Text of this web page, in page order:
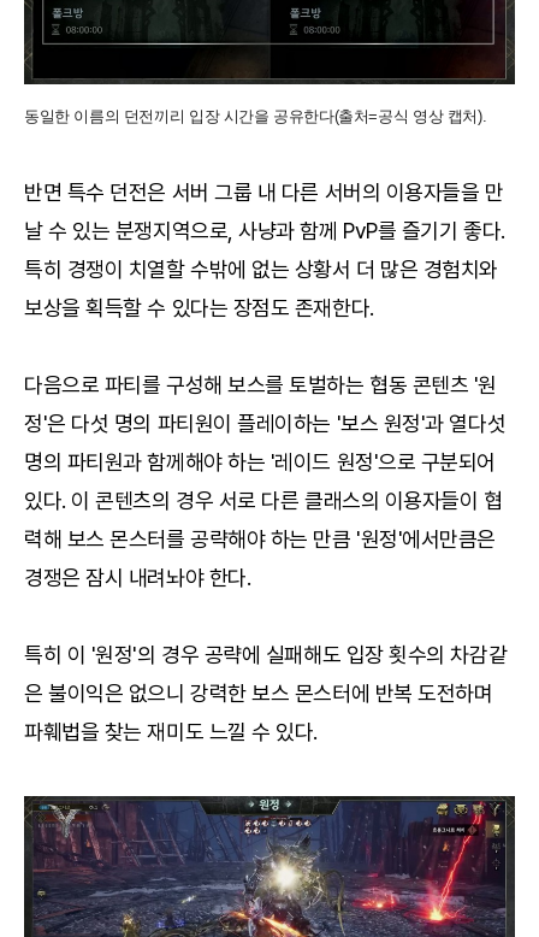
동일한 이름의 던전끼리 입장 시간을 공유한다(출처=공식 영상 캡처).
반면 특수 던전은 서버 그룹 내 다른 서버의 이용자들을 만
날 수 있는 분쟁지역으로, 사냥과 함께 PvP를 즐기기 좋다.
특히 경쟁이 치열할 수밖에 없는 상황서 더 많은 경험치와
보상을 획득할 수 있다는 장점도 존재한다.
다음으로 파티를 구성해 보스를 토벌하는 협동 콘텐츠 '원
정'은 다섯 명의 파티원이 플레이하는 '보스 원정'과 열다섯
명의 파티원과 함께해야 하는 '레이드 원정'으로 구분되어
있다. 이 콘텐츠의 경우 서로 다른 클래스의 이용자들이 협
력해 보스 몬스터를 공략해야 하는 만큼 '원정'에서만큼은
경쟁은 잠시 내려놔야 한다.
특히 이 '원정'의 경우 공략에 실패해도 입장 횟수의 차감같
은 불이익은 없으니 강력한 보스 몬스터에 반복 도전하며
파훼법을 찾는 재미도 느낄 수 있다.